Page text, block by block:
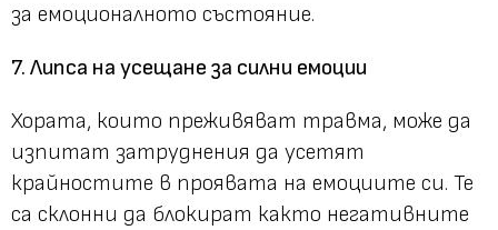
за емоционалното състояние.
7. Липса на усещане за силни емоции
Хората, които преживяват травма, може да
изпитат затруднения да усетят
крайностите в проявата на емоциите си. Те
са склонни да блокират както негативните